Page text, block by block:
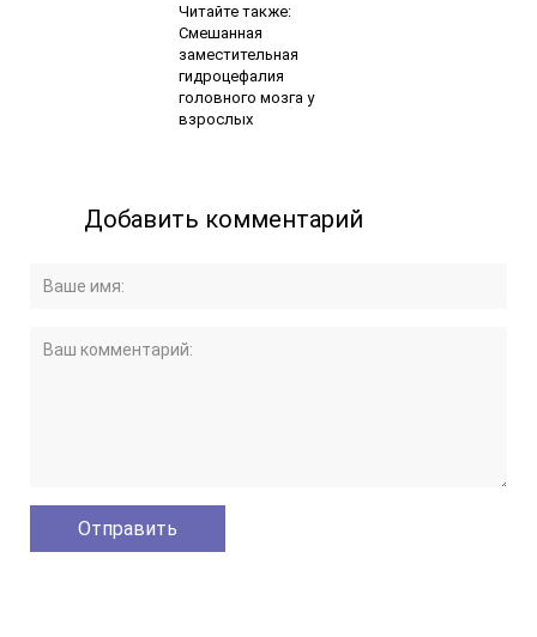
Читайте также:
Смешанная
заместительная
гидроцефалия
головного мозга у
взрослых
Добавить комментарий